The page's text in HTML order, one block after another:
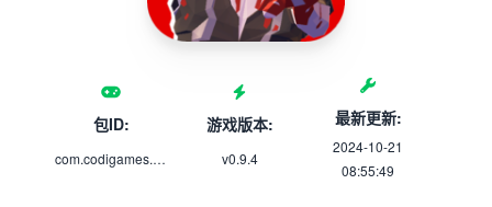
包ID:
com.codigames.zombie.war
游戏版本:
v0.9.4
最新更新:
2024-10-21
08:55:49